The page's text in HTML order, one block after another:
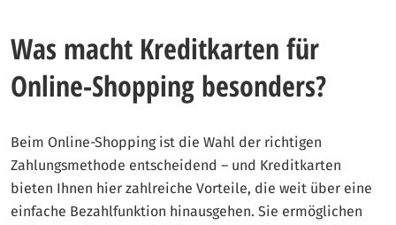
Was macht Kreditkarten für
Online-Shopping besonders?
Beim Online-Shopping ist die Wahl der richtigen
Zahlungsmethode entscheidend – und Kreditkarten
bieten Ihnen hier zahlreiche Vorteile, die weit über eine
einfache Bezahlfunktion hinausgehen. Sie ermöglichen